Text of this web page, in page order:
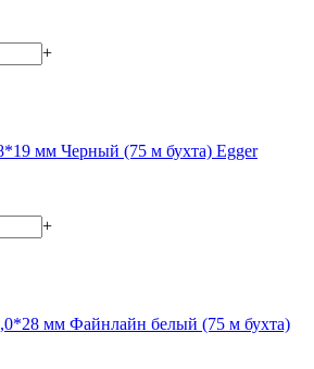
+
мм Черный (75 м бухта) Egger
+
мм Файнлайн белый (75 м бухта)